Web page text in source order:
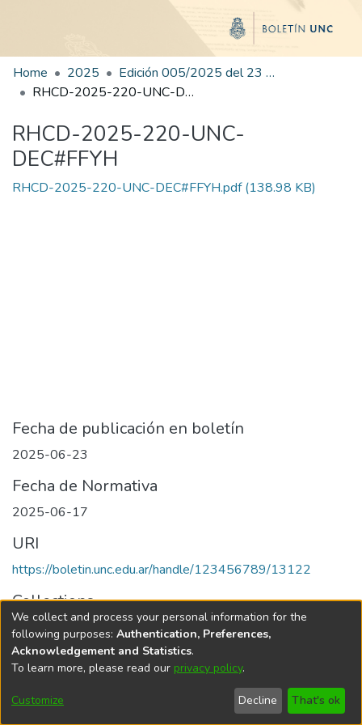
Home 2025
Edición 005/2025 del 23 de junio de 2025
RHCD-2025-220-UNC-DEC#FFYH
RHCD-2025-220-UNC-
DEC#FFYH
RHCD-2025-220-UNC-DEC#FFYH.pdf(138.98 KB)
Fecha de publicación en boletín
2025-06-23
Fecha de Normativa
2025-06-17
URI
https://boletin.unc.edu.ar/handle/123456789/13122
Collections
Edición 005/2025 del 23 de junio de 2025
Universidad Nacional de Córdoba
We collect and process your personal information for the
following purposes: Authentication, Preferences,
Acknowledgement and Statistics.
To learn more, please read our privacy policy.
Customize Decline That's ok